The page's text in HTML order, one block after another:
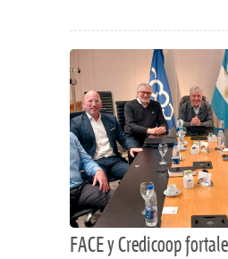
FACE y Credicoop